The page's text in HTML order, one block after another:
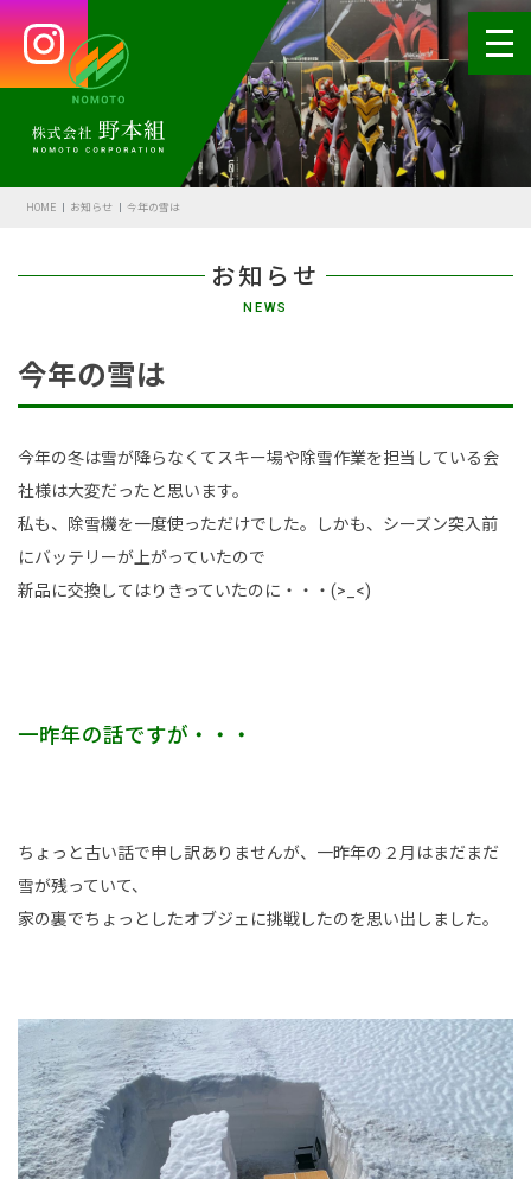
お知らせ
NEWS
HOME お知らせ 今年の雪は
今年の雪は
今年の冬は雪が降らなくてスキー場や除雪作業を担当している会
社様は大変だったと思います。
私も、除雪機を一度使っただけでした。しかも、シーズン突入前
にバッテリーが上がっていたので
新品に交換してはりきっていたのに・・・(>_<)
一昨年の話ですが・・・
ちょっと古い話で申し訳ありませんが、一昨年の２月はまだまだ
雪が残っていて、
家の裏でちょっとしたオブジェに挑戦したのを思い出しました。
HOME
代表あいさつ
会社概要・沿革
受賞歴
SDGsの取組
事業内容
採用情報
社員紹介・インタビュー
新卒採用情報
一般採用 野本組